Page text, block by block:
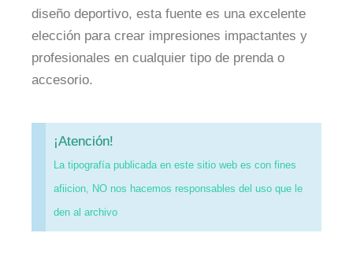
diseño deportivo, esta fuente es una excelente
elección para crear impresiones impactantes y
profesionales en cualquier tipo de prenda o
accesorio.
¡Atención!
La tipografía publicada en este sitio web es con fines
afiicion, NO nos hacemos responsables del uso que le
den al archivo